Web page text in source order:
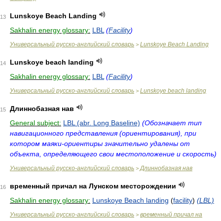
13
Lunskoye Beach Landing
Sakhalin energy glossary: LBL (Facility)
Универсальный русско-английский словарь > Lunskoye Beach Landing
14
Lunskoye beach landing
Sakhalin energy glossary: LBL (Facility)
Универсальный русско-английский словарь > Lunskoye beach landing
15
Длиннобазная нав
General subject: LBL (abr. Long Baseline) (Обозначает тип
навигационного представления (ориентирования), при
котором маяки-ориентиры значительно удалены от
объекта, определяющего свои местоположение и скорость)
Универсальный русско-английский словарь > Длиннобазная нав
16
временный причал на Лунском месторождении
Sakhalin energy glossary: Lunskoye Beach landing (facility) (LBL)
Универсальный русско-английский словарь > временный причал на